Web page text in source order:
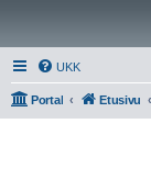
UKK
Portal Etusivu